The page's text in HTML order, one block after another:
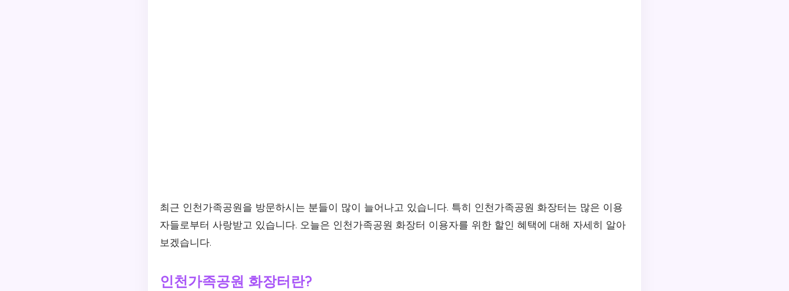
최근 인천가족공원을 방문하시는 분들이 많이 늘어나고 있습니다. 특히 인천가족공원 화장터는 많은 이용
자들로부터 사랑받고 있습니다. 오늘은 인천가족공원 화장터 이용자를 위한 할인 혜택에 대해 자세히 알아
보겠습니다.
인천가족공원 화장터란?